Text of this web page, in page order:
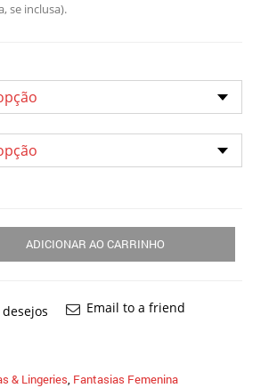
se inclusa).
ADICIONAR AO CARRINHO
Email to a friend
& Lingeries, Fantasias Femenina